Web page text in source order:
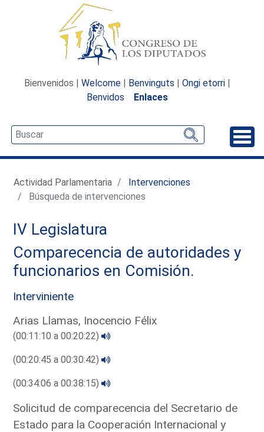
Bienvenidos | Welcome | Benvinguts | Ongi etorri |
Benvidos
Enlaces
Actividad Parlamentaria
Intervenciones
Búsqueda de intervenciones
IV Legislatura
Comparecencia de autoridades y
funcionarios en Comisión.
Interviniente
Arias Llamas, Inocencio Félix
(00:11:10 a 00:20:22)
(00:20:45 a 00:30:42)
(00:34:06 a 00:38:15)
Solicitud de comparecencia del Secretario de
Estado para la Cooperación Internacional y